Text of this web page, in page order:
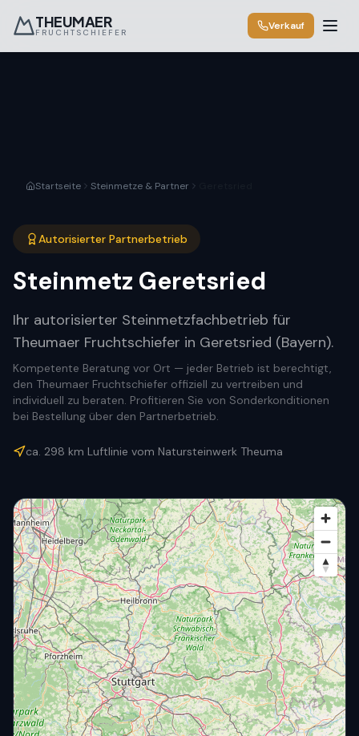
THEUMAER
FRUCHTSCHIEFER
Verkauf
Startseite Steinmetze & Partner
Autorisierter Partnerbetrieb
Steinmetz Geretsried
Ihr autorisierter Steinmetzfachbetrieb für
Theumaer Fruchtschiefer in Geretsried (Bayern).
Kompetente Beratung vor Ort — jeder Betrieb ist berechtigt,
den Theumaer Fruchtschiefer offiziell zu vertreiben und
individuell zu beraten. Profitieren Sie von Sonderkonditionen
bei Bestellung über den Partnerbetrieb.
ca. 298 km Luftlinie vom Natursteinwerk Theuma